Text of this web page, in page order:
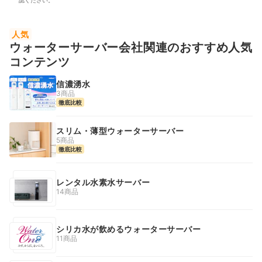
人気
ウォーターサーバー会社関連のおすすめ人気
コンテンツ
信濃湧水
3商品
徹底比較
スリム・薄型ウォーターサーバー
5商品
徹底比較
レンタル水素水サーバー
14商品
シリカ水が飲めるウォーターサーバー
11商品